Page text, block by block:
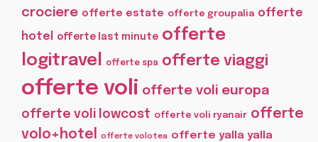
crociere offerte estate offerte groupalia offerte
hotel
offerte last minute offerte
logitravel
offerte spa offerte viaggi
offerte voli offerte voli europa
offerte voli lowcost offerte voli ryanair offerte
volo+hotel
offerte volotea offerte yalla yalla